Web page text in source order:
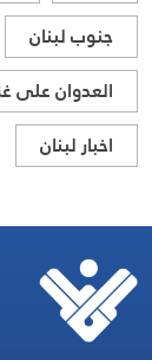
جنوب لبنان
العدوان على
اخبار لبنان